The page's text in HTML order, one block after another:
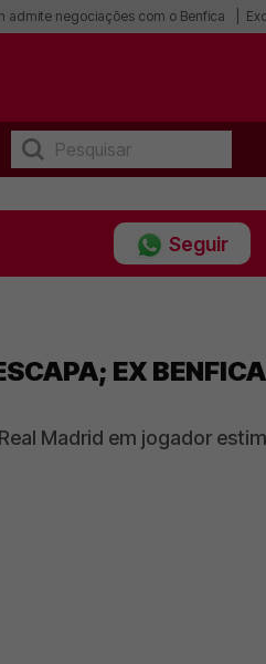
admite negociações com o Benfica
Seguir
EX
Madrid em jogador